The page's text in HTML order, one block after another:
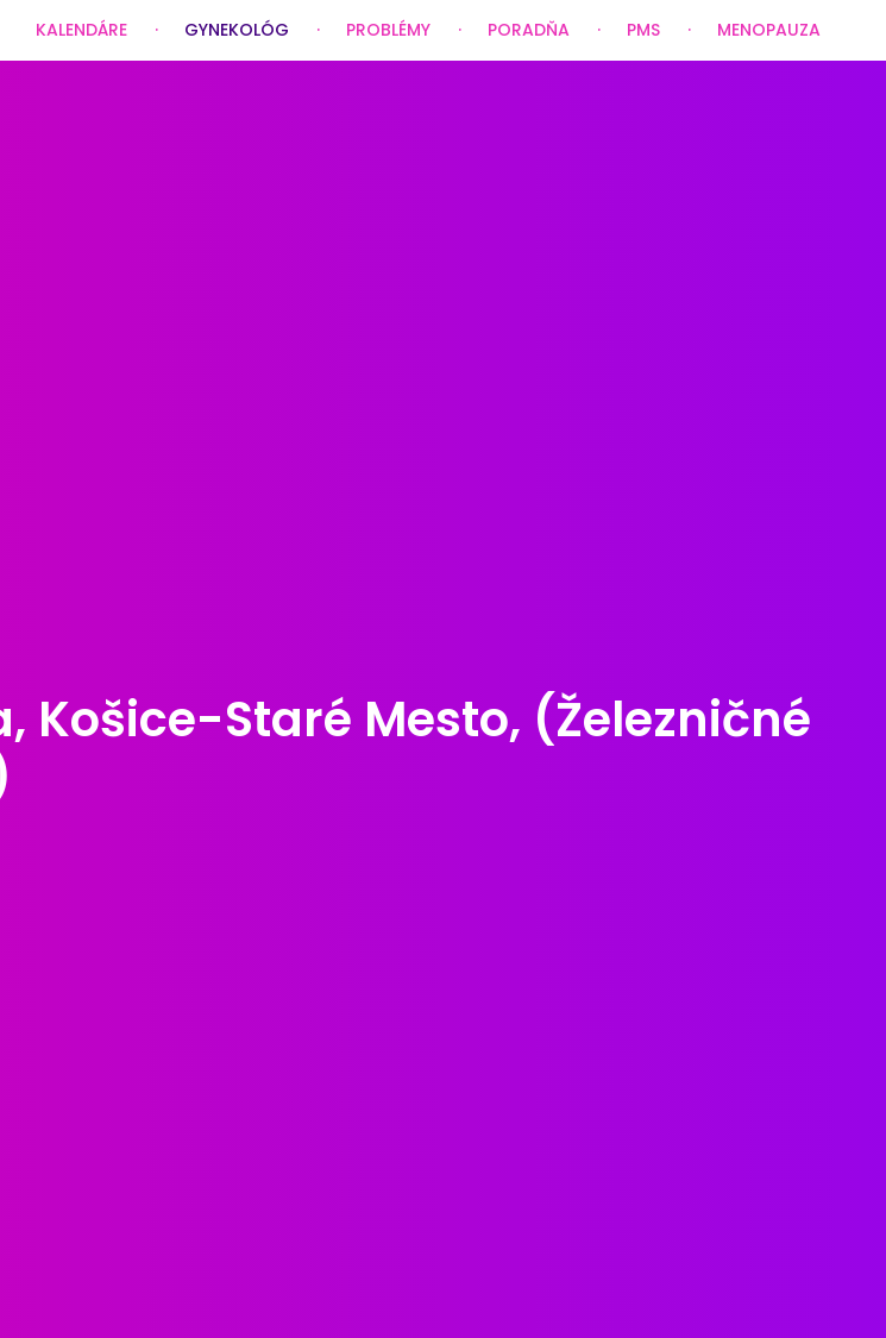
KALENDÁRE GYNEKOLÓG PROBLÉMY PORADŇA PMS MENOPAUZA
Staré Mesto, (Železničné